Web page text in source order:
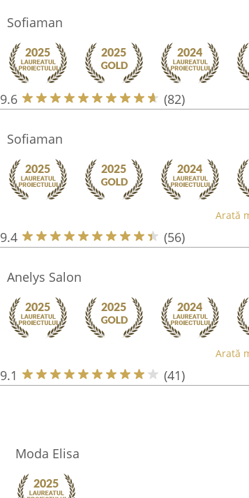
Sofiaman
9.6 (82)
Sofiaman
Arată
9.4 (56)
Anelys Salon
Arată
9.1 (41)
Moda Elisa